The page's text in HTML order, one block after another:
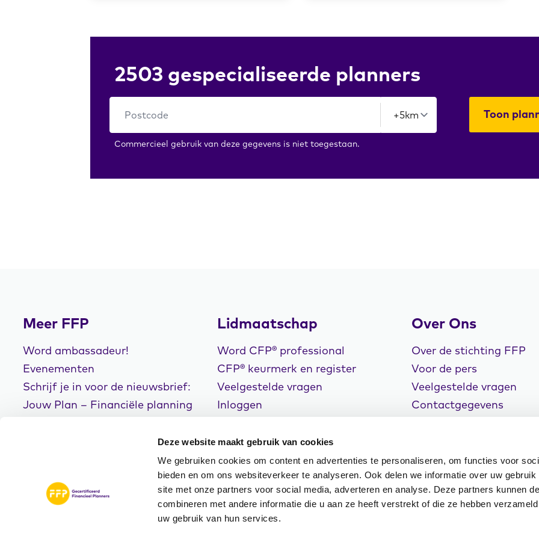
Deze website maakt gebruik van cookies
We gebruiken cookies om content en advertenties te personaliseren, om functies voor
bieden en om ons websiteverkeer te analyseren. Ook delen we informatie over uw gebruik
site met onze partners voor social media, adverteren en analyse. Deze partners kunnen
combineren met andere informatie die u aan ze heeft verstrekt of die ze hebben
uw gebruik van hun services.
2503 gespecialiseerde planners
Toon
Commercieel gebruik van deze gegevens is niet toegestaan.
Meer FFP
Word ambassadeur!
Evenementen
Schrijf je in voor de nieuwsbrief:
Jouw Plan – Financiële planning
Lidmaatschap
Word CFP® professional
CFP® keurmerk en register
Veelgestelde vragen
Inloggen
Over Ons
Over de stichting FFP
Voor de pers
Veelgestelde vragen
Contactgegevens
© Copyright 2026
Disclaimer Privacyverklaring Cookiebeleid
Klachtenregeling
Algemene Voorwaarden Events